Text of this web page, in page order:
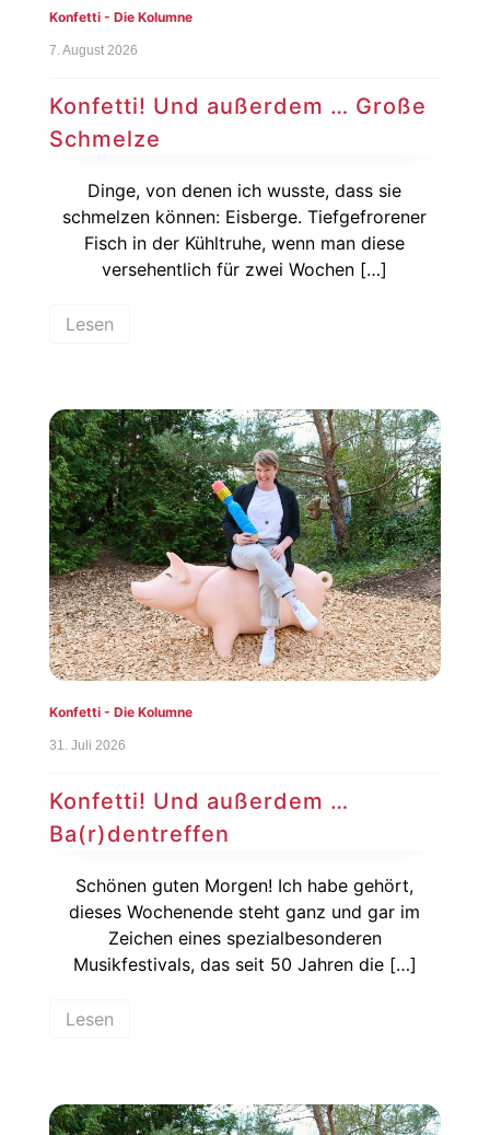
Konfetti - Die Kolumne
7. August 2026
Konfetti! Und außerdem … Große
Schmelze
Dinge, von denen ich wusste, dass sie
schmelzen können: Eisberge. Tiefgefrorener
Fisch in der Kühltruhe, wenn man diese
versehentlich für zwei Wochen […]
Lesen
Konfetti - Die Kolumne
31. Juli 2026
Konfetti! Und außerdem …
Ba(r)dentreffen
Schönen guten Morgen! Ich habe gehört,
dieses Wochenende steht ganz und gar im
Zeichen eines spezialbesonderen
Musikfestivals, das seit 50 Jahren die […]
Lesen